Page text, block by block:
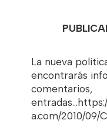
La nueva
encontrarás
comentarios,
a.com/2010/09/